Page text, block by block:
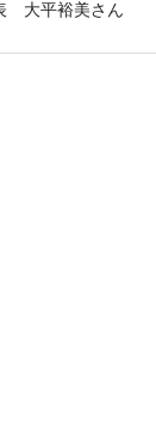
大平裕美さん